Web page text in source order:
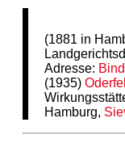
(1881 in
Adresse:
(1935)
Hamburg,